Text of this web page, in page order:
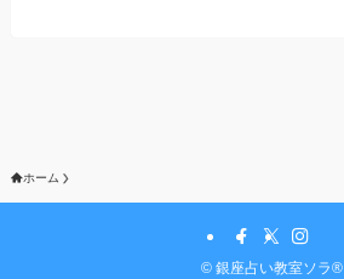
ホーム
©銀座占い教室ソラ®